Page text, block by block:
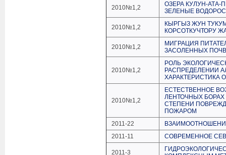
2010№1,2
ОЗЕРА КУЛУН-
ЗЕЛЕНЫЕ
2010№1,2
КЫРГЫЗ ЖУН
КОРСОТКУЧТОРУ
2010№1,2
МИГРАЦИЯ
ЗАСОЛЕННЫХ ПОЧВ
2010№1,2
РОЛЬ
РАСПРЕДЕЛЕНИИ
ХАРАКТЕРИСТИКА
2010№1,2
ЕСТЕСТВЕННОЕ
ЛЕНТОЧНЫХ
СТЕПЕНИ
ПОЖАРОМ
2011-22
2011-11
СОВРЕМЕННОЕ
2011-3